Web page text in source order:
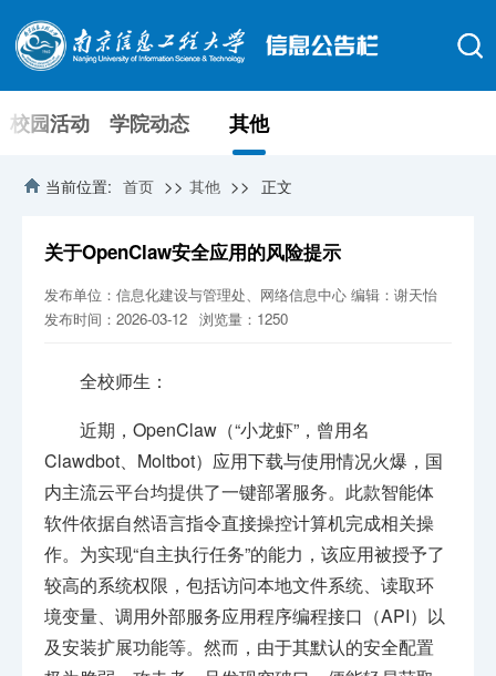
校园活动 学院动态 其他
当前位置: 首页 >> 其他 >> 正文
关于OpenClaw安全应用的风险提示
发布单位：信息化建设与管理处、网络信息中心 编辑：谢天怡
发布时间：2026-03-12 浏览量： 1250
全校师生：
近期，OpenClaw（“小龙虾”，曾用名
Clawdbot、Moltbot）应用下载与使用情况火爆，国
内主流云平台均提供了一键部署服务。此款智能体
软件依据自然语言指令直接操控计算机完成相关操
作。为实现“自主执行任务”的能力，该应用被授予了
较高的系统权限，包括访问本地文件系统、读取环
境变量、调用外部服务应用程序编程接口（API）以
及安装扩展功能等。然而，由于其默认的安全配置